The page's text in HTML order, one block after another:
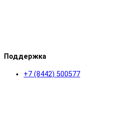
Поддержка
+7 (8442) 500577